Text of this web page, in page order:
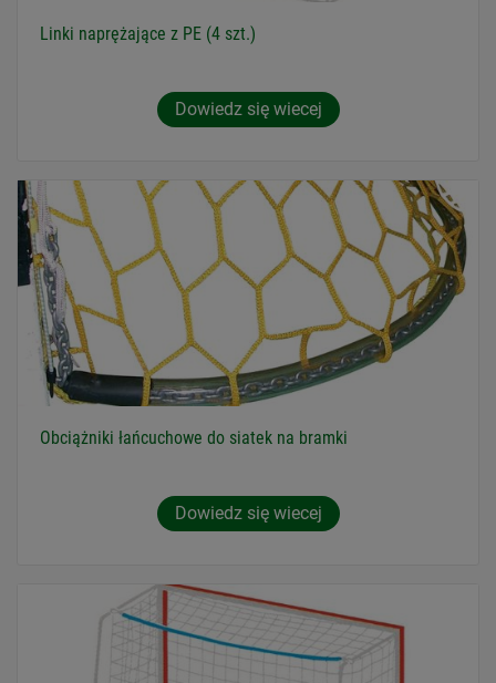
Linki naprężające z PE (4 szt.)
Dowiedz się wiecej
Obciążniki łańcuchowe do siatek na bramki
Dowiedz się wiecej